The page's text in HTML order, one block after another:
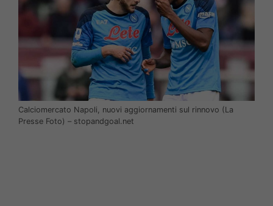
Calciomercato Napoli, nuovi aggiornamenti sul rinnovo (La
Presse Foto) – stopandgoal.net